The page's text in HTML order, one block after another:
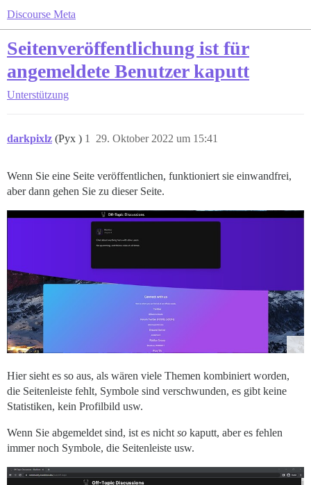
Discourse Meta
Seitenveröffentlichung ist für
angemeldete Benutzer kaputt
Unterstützung
darkpixlz (Pyx ) 29. Oktober 2022 um 15:41
1
Wenn Sie eine Seite veröffentlichen, funktioniert sie einwandfrei,
aber dann gehen Sie zu dieser Seite.
Hier sieht es so aus, als wären viele Themen kombiniert worden,
die Seitenleiste fehlt, Symbole sind verschwunden, es gibt keine
Statistiken, kein Profilbild usw.
Wenn Sie abgemeldet sind, ist es nicht so kaputt, aber es fehlen
immer noch Symbole, die Seitenleiste usw.